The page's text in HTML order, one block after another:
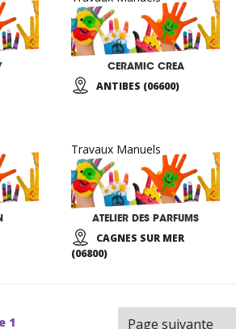
CERAMIC CREA
ANTIBES (06600)
Travaux Manuels
ATELIER DES PARFUMS
CAGNES SUR MER
(06800)
1 Page suivante